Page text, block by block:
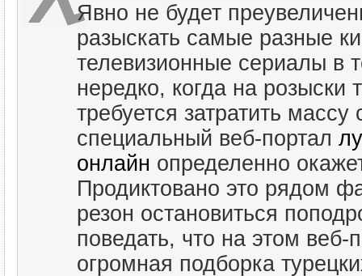
Явно не будет
разыскать самые разные
телевизионные сериалы в
нередко, когда на розыски
требуется затратить
специальный веб-портал
онлайн определенно
Продиктовано это рядом
резон остановиться
поведать, что на этом веб-
огромная подборка